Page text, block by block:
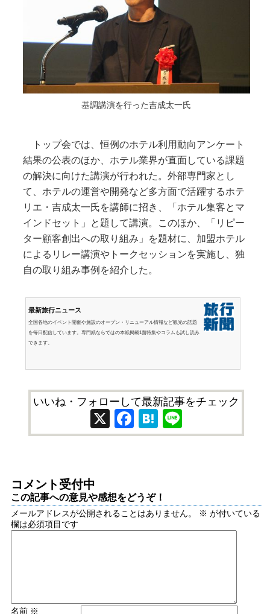
基調講演を行った吉成太一氏
トップ会では、恒例のホテル利用動向アンケート
結果の公表のほか、ホテル業界が直面している課題
の解決に向けた講演が行われた。外部専門家とし
て、ホテルの運営や開発など多方面で活躍するホテ
リエ・吉成太一氏を講師に招き、「ホテル集客とマ
インドセット」と題して講演。このほか、「リピー
ター顧客創出への取り組み」を題材に、加盟ホテル
によるリレー講演やトークセッションを実施し、独
自の取り組み事例を紹介した。
最新旅行ニュース
全国各地のイベント開催や施設のオープン・リニューアル情報など観光の話題
を毎日配信しています。専門紙ならではの本紙掲載1面特集やコラムも試し読み
できます。
いいね・フォローして最新記事をチェック
X Facebook
Hatena
コメント受付中
この記事への意見や感想をどうぞ！
メールアドレスが公開されることはありません。 ※ が付いている
欄は必須項目です
名前 ※